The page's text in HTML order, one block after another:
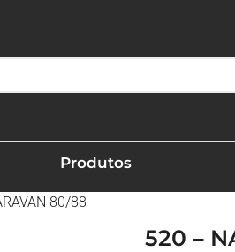
Produtos
80/88
520 –